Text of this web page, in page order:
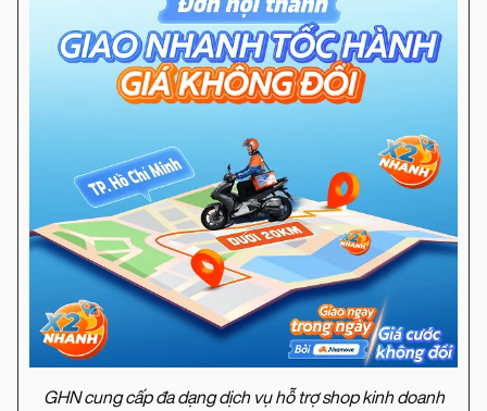
GHN cung cấp đa dạng dịch vụ hỗ trợ shop kinh doanh